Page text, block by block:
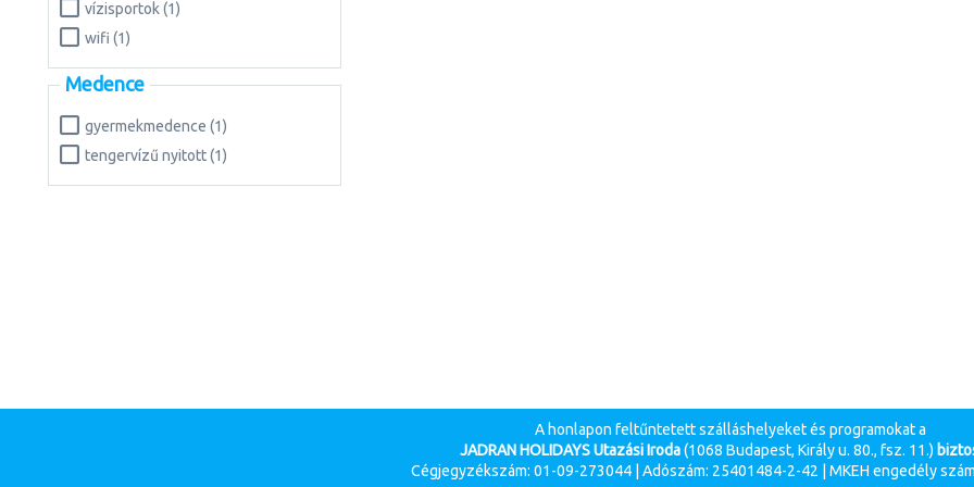
vízisportok (1)
wifi (1)
Medence
gyermekmedence (1)
tengervízű nyitott (1)
A honlapon feltűntetett szálláshelyeket és programokat a
JADRAN HOLIDAYS Utazási Iroda(1068 Budapest, Király u. 80., fsz. 11.)
Cégjegyzékszám: 01-09-273044 | Adószám: 25401484-2-42 | MKEH engedély